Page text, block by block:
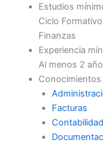
Estudios
Ciclo
Finanzas
Experiencia
Al menos 2
Facturas
Contabilidad